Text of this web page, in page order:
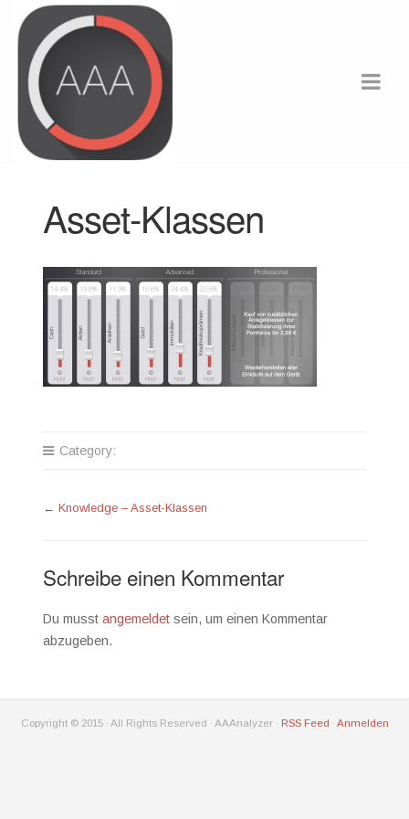
Asset-Klassen
Category:
←Knowledge – Asset-Klassen
Schreibe einen Kommentar
Du musstangemeldet sein, um einen Kommentar
abzugeben.
Copyright © 2015 · All Rights Reserved · AAAnalyzer · RSS Feed · Anmelden